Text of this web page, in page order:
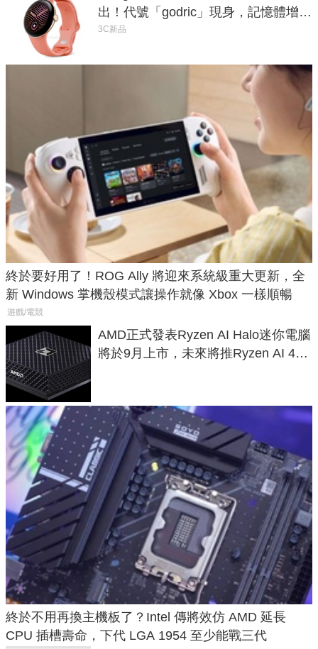
出！代號「godric」現身，記憶體增強
鎖定 AI 應用
3C新品
終於要好用了！ROG Ally 將迎來系統級重大更新，全
新 Windows 掌機殼模式讓操作就像 Xbox 一樣順暢
遊戲/電競
AMD正式發表Ryzen AI Halo迷你電腦
將於9月上市，未來將推Ryzen AI 400
終於不用再換主機板了？Intel 傳將效仿 AMD 延長
CPU 插槽壽命，下代 LGA 1954 至少能戰三代